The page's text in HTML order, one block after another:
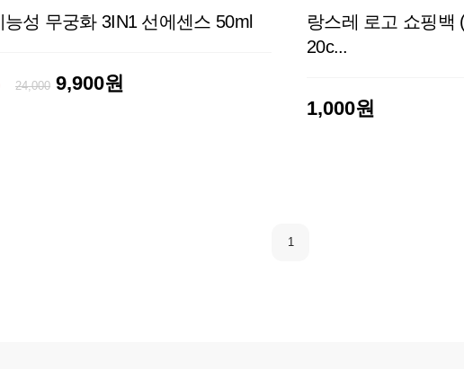
능성 무궁화 3IN1 선에센스 50ml
24,000 9,900원
랑스레 로고 쇼핑백
20c...
1,000원
1